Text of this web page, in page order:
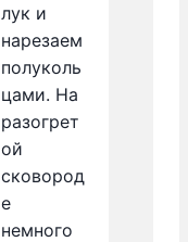
лук и
нарезаем
полуколь
цами. На
разогрет
ой
сковород
е
немного